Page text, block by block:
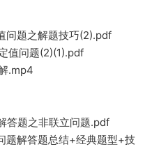
问题之解题技巧(2).pdf
值问题(2)(1).pdf
.mp4
答题之非联立问题.pdf
题解答题总结+经典题型+技